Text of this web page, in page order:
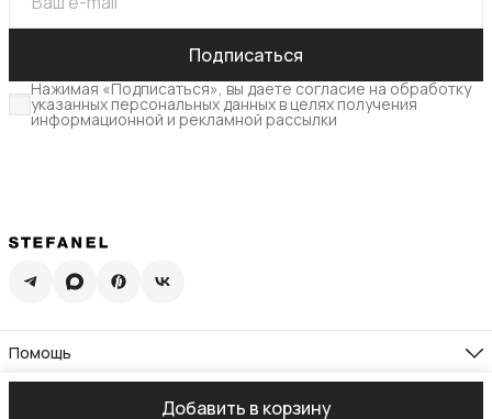
Добавить в корзину
Подписаться
Нажимая «Подписаться», вы даете согласие на обработку
указанных персональных данных в целях получения
информационной и рекламной рассылки
Помощь
Доставка